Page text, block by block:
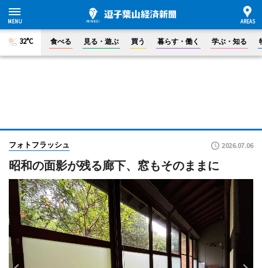
32°C 食べる 見る・遊ぶ 買う 暮らす・働く 学ぶ・知る
フォトフラッシュ 2026.07.06
昭和の面影が残る廊下、窓もそのままに